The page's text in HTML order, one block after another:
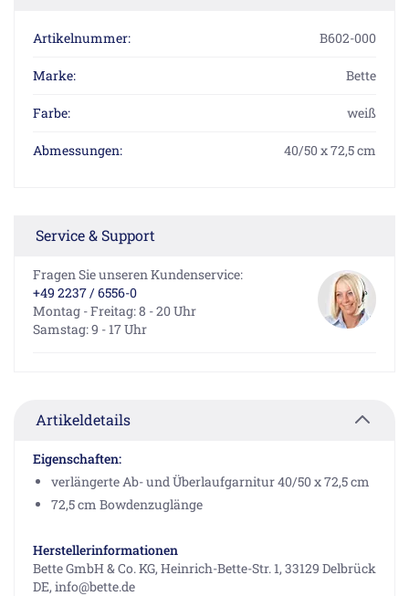
Artikelnummer: B602-000
Marke: Bette
Farbe: weiß
Abmessungen: 40/50 x 72,5 cm
Service & Support
Fragen Sie unseren Kundenservice:
+49 2237 / 6556-0
Montag - Freitag: 8 - 20 Uhr
Samstag: 9 - 17 Uhr
Artikeldetails
Eigenschaften:
verlängerte Ab- und Überlaufgarnitur 40/50 x 72,5 cm
72,5 cm Bowdenzuglänge
Herstellerinformationen
Bette GmbH & Co. KG, Heinrich-Bette-Str. 1, 33129 Delbrück
DE, info@bette.de